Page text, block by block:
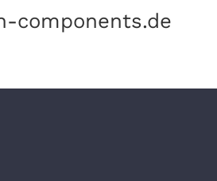
components.de